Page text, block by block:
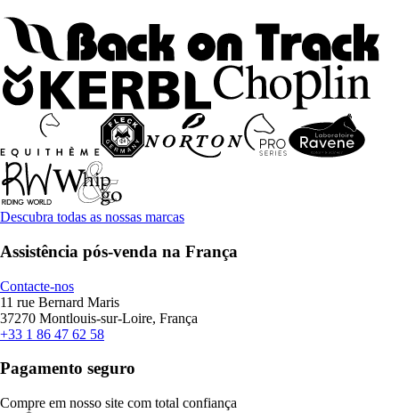
Descubra todas as nossas marcas
Assistência pós-venda na França
Contacte-nos
11 rue Bernard Maris
37270 Montlouis-sur-Loire, França
+33 1 86 47 62 58
Pagamento seguro
Compre em nosso site com total confiança